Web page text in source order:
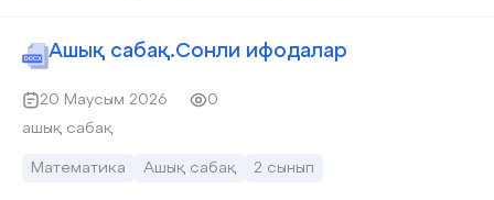
Ашық сабақ.Сонли ифодалар
20 Маусым 2026
0
ашық сабақ
Математика Ашық сабақ 2 сынып